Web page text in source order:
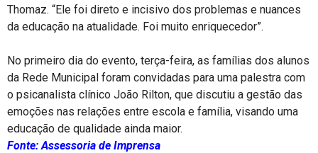
Thomaz. “Ele foi direto e incisivo dos problemas e nuances
da educação na atualidade. Foi muito enriquecedor”.
No primeiro dia do evento, terça-feira, as famílias dos alunos
da Rede Municipal foram convidadas para uma palestra com
o psicanalista clínico João Rilton, que discutiu a gestão das
emoções nas relações entre escola e família, visando uma
educação de qualidade ainda maior.
Fonte: Assessoria de Imprensa